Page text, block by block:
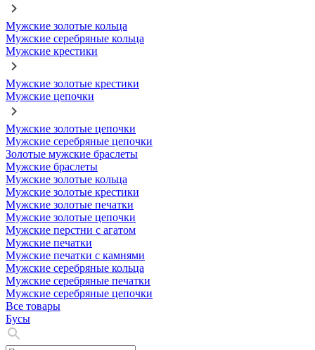
Мужские золотые кольца
Мужские серебряные кольца
Мужские крестики
Мужские золотые крестики
Мужские цепочки
Мужские золотые цепочки
Мужские серебряные цепочки
Золотые мужские браслеты
Мужские браслеты
Мужские золотые кольца
Мужские золотые крестики
Мужские золотые печатки
Мужские золотые цепочки
Мужские перстни с агатом
Мужские печатки
Мужские печатки с камнями
Мужские серебряные кольца
Мужские серебряные печатки
Мужские серебряные цепочки
Все товары
Бусы